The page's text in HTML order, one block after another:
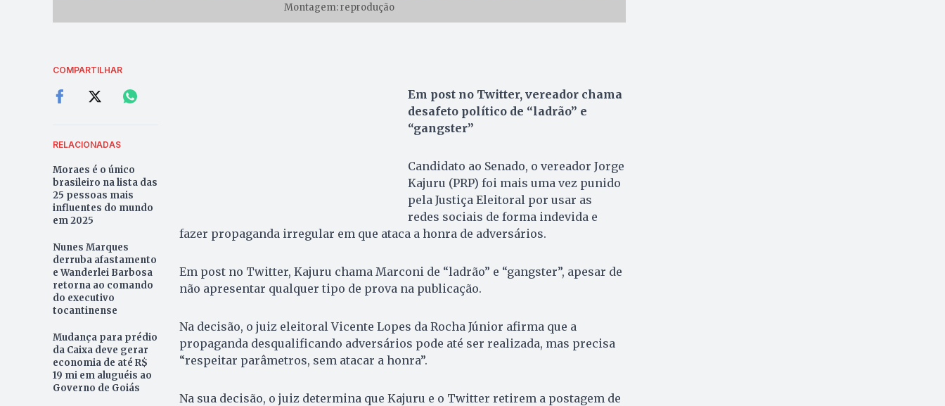
Montagem: reprodução
COMPARTILHAR
RELACIONADAS
Moraes é o único
brasileiro na lista das
25 pessoas mais
influentes do mundo
em 2025
Nunes Marques
derruba afastamento
e Wanderlei Barbosa
retorna ao comando
do executivo
tocantinense
Mudança para prédio
da Caixa deve gerar
economia de até R$
19 mi em aluguéis ao
Governo de Goiás
Em post no Twitter, vereador chama
desafeto político de “ladrão” e
“gangster”
Candidato ao Senado, o vereador Jorge
Kajuru (PRP) foi mais uma vez punido
pela Justiça Eleitoral por usar as
redes sociais de forma indevida e
fazer propaganda irregular em que ataca a honra de adversários.
Em post no Twitter, Kajuru chama Marconi de “ladrão” e “gangster”, apesar de
não apresentar qualquer tipo de prova na publicação.
Na decisão, o juiz eleitoral Vicente Lopes da Rocha Júnior afirma que a
propaganda desqualificando adversários pode até ser realizada, mas precisa
“respeitar parâmetros, sem atacar a honra”.
Na sua decisão, o juiz determina que Kajuru e o Twitter retirem a postagem de